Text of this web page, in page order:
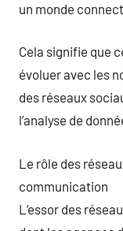
un monde
Cela signifie que
évoluer avec les
des réseaux
l’analyse de
Le rôle des
communication
L’essor des